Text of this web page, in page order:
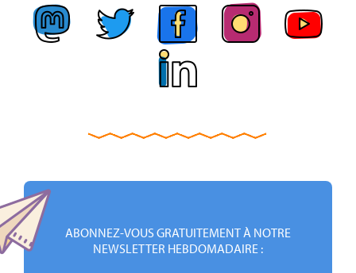
ABONNEZ-VOUS GRATUITEMENT À NOTRE
NEWSLETTER HEBDOMADAIRE :